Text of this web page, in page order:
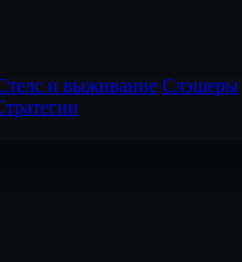
и выживание Слэшеры